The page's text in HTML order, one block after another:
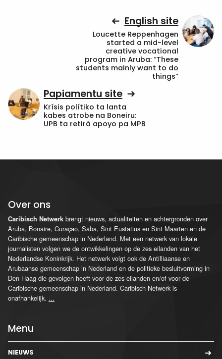
English site
Loucette Reppenhagen
started a mid-level
creative vocational
program in Aruba: “These
students mainly want to do
things”
Papiamentu site
Krísis polítiko ta lanta
kabes atrobe na Boneiru:
UPB ta retirá apoyo pa MPB
Over ons
Caribisch Netwerk brengt nieuws, actualiteiten en achtergronden over
Aruba, Bonaire, Curaçao, Saba, Sint Eustatius en Sint Maarten en de
Caribische gemeenschap in Nederland. Met een netwerk van lokale
journalisten volgen we de ontwikkelingen op de zes eilanden van het
Nederlandse Koninkrijk. Het netwerk volgt ook de Antilliaanse en
Arubaanse gemeenschap in Nederland en de politieke besluitvorming in
Den Haag die gevolgen heeft voor de zes eilanden en/of voor de
Caribische gemeenschap in Nederland. Caribisch Netwerk is
onafhankelijk. ...
Menu
NIEUWS